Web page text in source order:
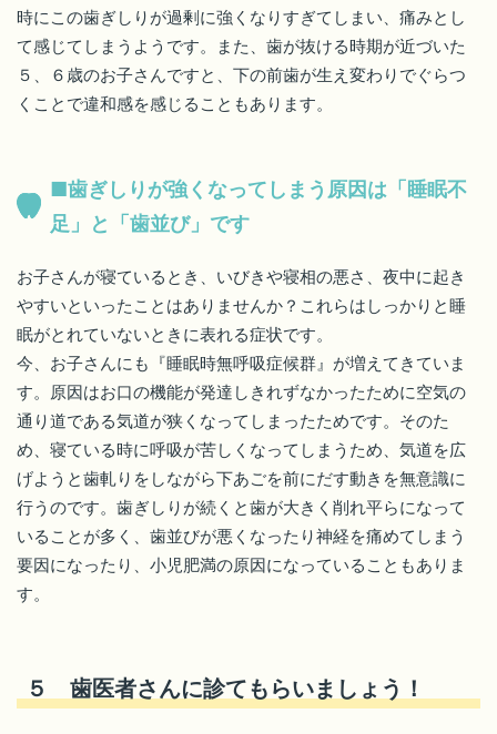
時にこの歯ぎしりが過剰に強くなりすぎてしまい、痛みとし
て感じてしまうようです。また、歯が抜ける時期が近づいた
５、６歳のお子さんですと、下の前歯が生え変わりでぐらつ
くことで違和感を感じることもあります。
■歯ぎしりが強くなってしまう原因は「睡眠不
足」と「歯並び」です
お子さんが寝ているとき、いびきや寝相の悪さ、夜中に起き
やすいといったことはありませんか？これらはしっかりと睡
眠がとれていないときに表れる症状です。
今、お子さんにも『睡眠時無呼吸症候群』が増えてきていま
す。原因はお口の機能が発達しきれずなかったために空気の
通り道である気道が狭くなってしまったためです。そのた
め、寝ている時に呼吸が苦しくなってしまうため、気道を広
げようと歯軋りをしながら下あごを前にだす動きを無意識に
行うのです。歯ぎしりが続くと歯が大きく削れ平らになって
いることが多く、歯並びが悪くなったり神経を痛めてしまう
要因になったり、小児肥満の原因になっていることもありま
す。
５ 歯医者さんに診てもらいましょう！